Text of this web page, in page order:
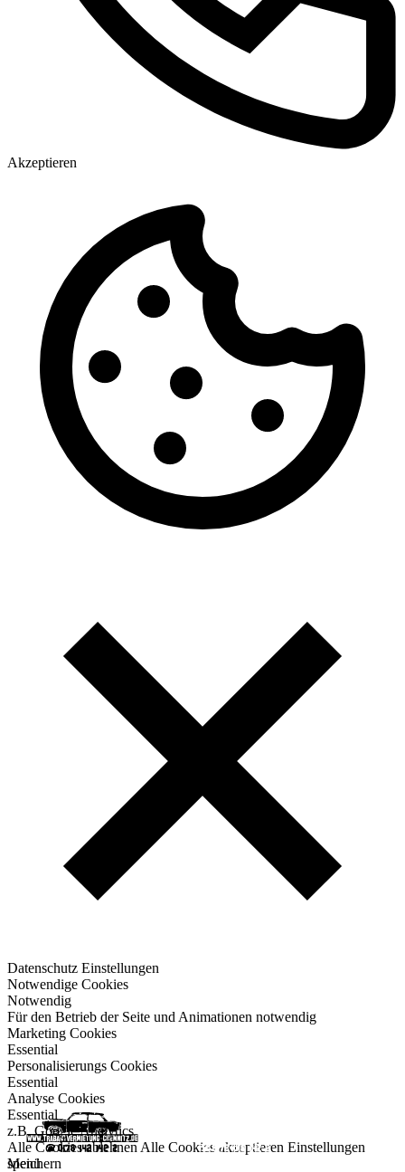
Akzeptieren
Datenschutz Einstellungen
Notwendige Cookies
Notwendig
Für den Betrieb der Seite und Animationen notwendig
Marketing Cookies
Essential
Personalisierungs Cookies
Essential
Analyse Cookies
Essential
z.B. Google Analytics
Alle Cookies ablehnen Alle Cookies akzeptieren Einstellungen
speichern
Menü